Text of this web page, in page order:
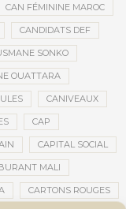
CAN FÉMININE MAROC
CANDIDATS DEF
SONKO
OUATTARA
CANIVEAUX
CAP
CAPITAL SOCIAL
MALI
CARTONS ROUGES